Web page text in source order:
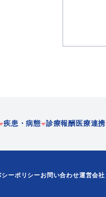
疾患・病態
性期
診療報酬 医療連携
多職種協働
腸内
シーポリシーお問い合わせ運営会社